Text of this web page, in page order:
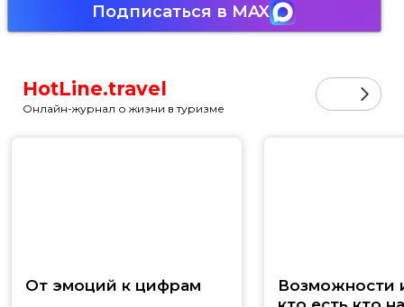
Подписаться в MAX
HotLine.travel
Онлайн-журнал о жизни в туризме
От эмоций к цифрам
Возможности